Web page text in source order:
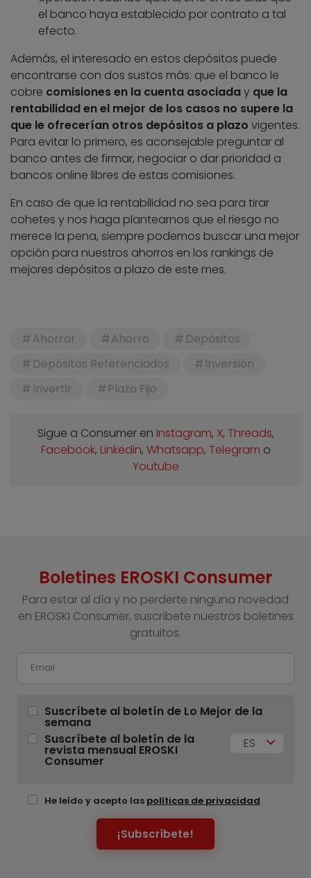
el banco haya establecido por contrato a tal
efecto.
Además, el interesado en estos depósitos puede
encontrarse con dos sustos más: que el banco le
cobre comisiones en la cuenta asociaday que la
rentabilidad en el mejor de los casos no supere la
que le ofrecerían otros depósitos a plazo vigentes.
Para evitar lo primero, es aconsejable preguntar al
banco antes de firmar, negociar o dar prioridad a
bancos online libres de estas comisiones.
En caso de que la rentabilidad no sea para tirar
cohetes y nos haga plantearnos que el riesgo no
merece la pena, siempre podemos buscar una mejor
opción para nuestros ahorros en los rankings de
mejores depósitos a plazo de este mes.
Ahorrar Ahorro
Depósitos
Depósitos Referenciados
Inversión
Invertir
Plazo Fijo
Sigue a Consumer en Instagram, X, Threads,
Facebook, Linkedin, Whatsapp, Telegram o
Youtube
Boletines EROSKI Consumer
Para estar al día y no perderte ninguna novedad
en EROSKI Consumer, suscríbete nuestros boletines
gratuitos.
Suscríbete al boletín de Lo Mejor de la
semana
Suscríbete al boletín de la
revista mensual EROSKI
Consumer
ES
He leído y acepto las políticas de privacidad
¡Subscríbete!